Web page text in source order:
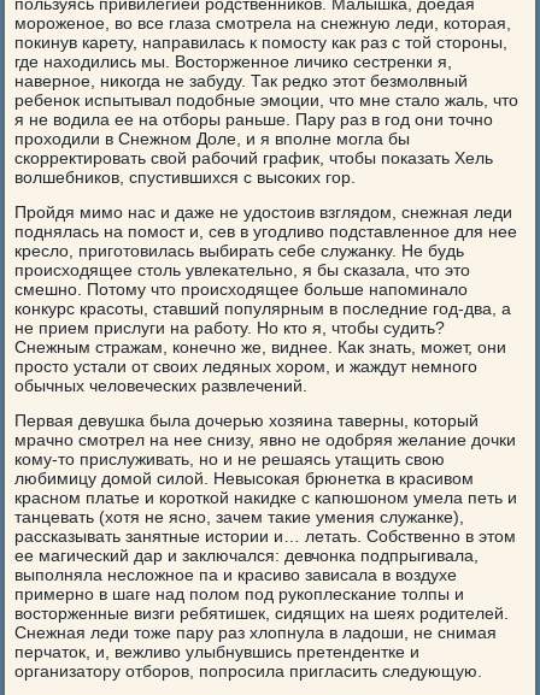
пользуясь привилегией родственников. Малышка, доедая
мороженое, во все глаза смотрела на снежную леди, которая,
покинув карету, направилась к помосту как раз с той стороны,
где находились мы. Восторженное личико сестренки я,
наверное, никогда не забуду. Так редко этот безмолвный
ребенок испытывал подобные эмоции, что мне стало жаль, что
я не водила ее на отборы раньше. Пару раз в год они точно
проходили в Снежном Доле, и я вполне могла бы
скорректировать свой рабочий график, чтобы показать Хель
волшебников, спустившихся с высоких гор.
Пройдя мимо нас и даже не удостоив взглядом, снежная леди
поднялась на помост и, сев в угодливо подставленное для нее
кресло, приготовилась выбирать себе служанку. Не будь
происходящее столь увлекательно, я бы сказала, что это
смешно. Потому что происходящее больше напоминало
конкурс красоты, ставший популярным в последние год-два, а
не прием прислуги на работу. Но кто я, чтобы судить?
Снежным стражам, конечно же, виднее. Как знать, может, они
просто устали от своих ледяных хором, и жаждут немного
обычных человеческих развлечений.
Первая девушка была дочерью хозяина таверны, который
мрачно смотрел на нее снизу, явно не одобряя желание дочки
кому-то прислуживать, но и не решаясь утащить свою
любимицу домой силой. Невысокая брюнетка в красивом
красном платье и короткой накидке с капюшоном умела петь и
танцевать (хотя не ясно, зачем такие умения служанке),
рассказывать занятные истории и… летать. Собственно в этом
ее магический дар и заключался: девчонка подпрыгивала,
выполняла несложное па и красиво зависала в воздухе
примерно в шаге над полом под рукоплескание толпы и
восторженные визги ребятишек, сидящих на шеях родителей.
Снежная леди тоже пару раз хлопнула в ладоши, не снимая
перчаток, и, вежливо улыбнувшись претендентке и
организатору отборов, попросила пригласить следующую.